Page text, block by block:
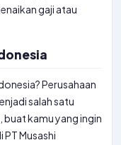
gaji atau
Perusahaan
salah satu
buat kamu yang ingin
Musashi